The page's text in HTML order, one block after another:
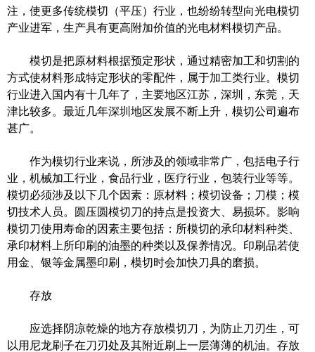
注，使更多传统模切（平压）行业，也纷纷转型向光电模切
产业进军，生产具有更高附加价值的光电材料模切产品。
模切是把原材料根据预定形状，通过精密加工和切割的
方式使材料形成特定形状的零配件，属于加工类行业。模切
行业进入国内有十几年了，主要地区江苏，深圳，东莞，天
津比较多。最近几年深圳地区发展不断上升，模切公司遍布
甚广。
作为模切行业来说，所涉及的领域非常广，包括电子行
业，机械加工行业，食品行业，医疗行业，包装行业等等。
模切必须涉及以下几个因素：原材料；模切设备；刀模；模
切技术人员。圆压圆模切刀的持点是投资大、易损坏。影响
模切刀使用寿命的因素主要包括：所模切的承印材料种类、
承印材料上所印刷的油墨的种类以及保养情况。印刷品若使
用金、银等金属墨印刷，模切时会加快刀具的磨损。
存放
应选择阴凉乾燥的地方存放模切刀，为防止刀刃生，可
以用尼龙刷子在刀刃处及其附近刷上一层薄薄的机油。存放